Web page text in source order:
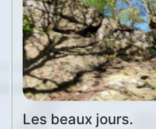
Les beaux jours.